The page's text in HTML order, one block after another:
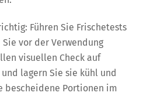
Führen Sie Frischetests
vor der Verwendung
visuellen Check auf
lagern Sie sie kühl und
bescheidene Portionen im